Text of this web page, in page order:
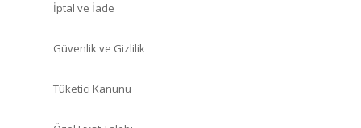
İptal ve İade
Güvenlik ve Gizlilik
Tüketici Kanunu